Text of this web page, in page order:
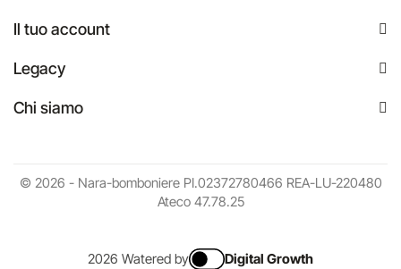
Il tuo account
Legacy
Chi siamo
© 2026 - Nara-bomboniere PI.02372780466 REA-LU-220480
Ateco 47.78.25
2026 Watered by Digital Growth